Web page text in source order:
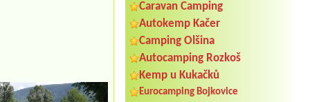
Caravan Camping
Autokemp Kačer
Camping Olšina
Autocamping Rozkoš
Kemp u Kukačků
Eurocamping Bojkovice